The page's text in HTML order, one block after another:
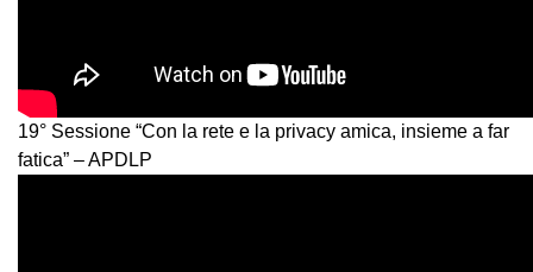
19° Sessione “Con la rete e la privacy amica, insieme a far
fatica” – APDLP